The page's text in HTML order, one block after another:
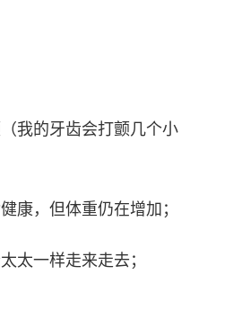
我的牙齿会打颤几个小
康，但体重仍在增加；
太一样走来走去；